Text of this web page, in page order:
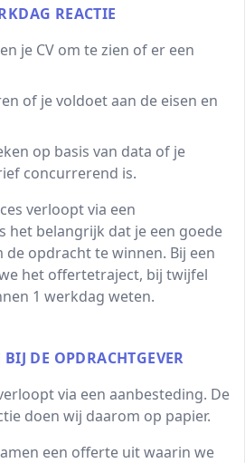
REACTIE
je CV om te zien of er een
of je voldoet aan de eisen en
op basis van data of je
concurrerend is.
verloopt via een
het belangrijk dat je een goede
de opdracht te winnen. Bij een
het offertetraject, bij twijfel
1 werkdag weten.
DE OPDRACHTGEVER
via een aanbesteding. De
doen wij daarom op papier.
een offerte uit waarin we